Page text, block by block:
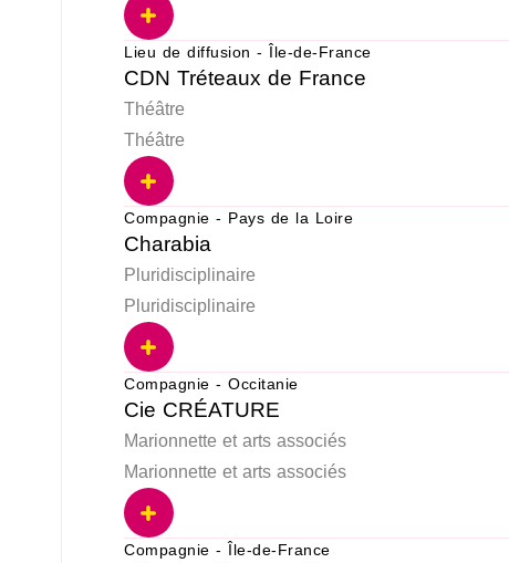
Lieu de diffusion - Île-de-France
CDN Tréteaux de France
Théâtre
Théâtre
Compagnie - Pays de la Loire
Charabia
Pluridisciplinaire
Pluridisciplinaire
Compagnie - Occitanie
Cie CRÉATURE
Marionnette et arts associés
Marionnette et arts associés
Compagnie - Île-de-France